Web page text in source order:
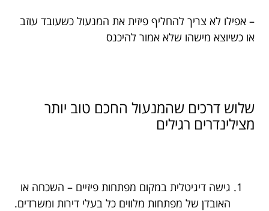
– אפילו לא צריך להחליף פיזית את המנעול כשעובד עוזב
או כשיוצא מישהו שלא אמור להיכנס
שלוש דרכים שהמנעול החכם טוב יותר
מצילינדרים רגילים
גישה דיגיטלית במקום מפתחות פיזיים – השכחה או
האובדן של מפתחות מלווים כל בעלי דירות ומשרדים.